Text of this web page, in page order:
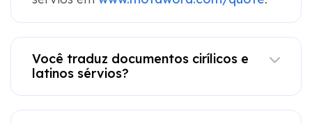
Você traduz documentos cirílicos e
latinos sérvios?